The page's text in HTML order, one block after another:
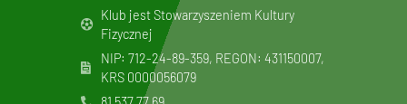
Klub jest Stowarzyszeniem Kultury
Fizycznej
NIP: 712-24-89-359, REGON: 431150007,
KRS 0000056079